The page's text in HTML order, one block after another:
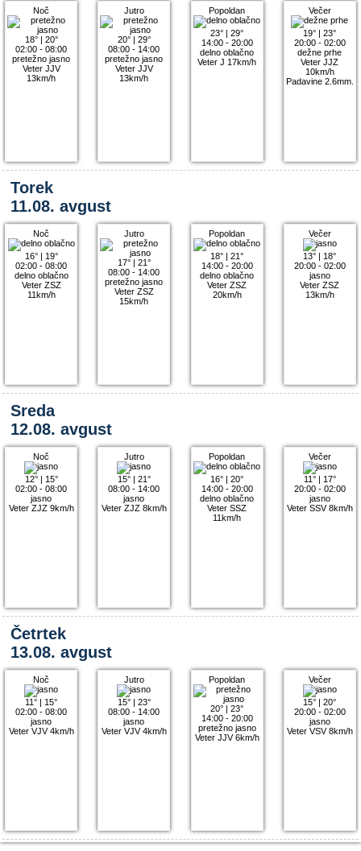
Noč
18°| 20°
02:00 - 08:00
pretežno jasno
Veter JJV
13km/h
Jutro
20°| 29°
08:00 - 14:00
pretežno jasno
Veter JJV
13km/h
Popoldan
23° |29°
14:00 - 20:00
delno oblačno
Veter J 17km/h
Večer
19° |23°
20:00 - 02:00
dežne prhe
Veter JJZ
10km/h
Padavine 2.6mm.
Torek
11.08. avgust
Noč
16°| 19°
02:00 - 08:00
delno oblačno
Veter ZSZ
11km/h
Jutro
17°| 21°
08:00 - 14:00
pretežno jasno
Veter ZSZ
15km/h
Popoldan
18° |21°
14:00 - 20:00
delno oblačno
Veter ZSZ
20km/h
Večer
13° | 18°
20:00 - 02:00
jasno
Veter ZSZ
13km/h
Sreda
12.08. avgust
Noč
12°| 15°
02:00 - 08:00
jasno
Veter ZJZ 9km/h
Jutro
15°| 21°
08:00 - 14:00
jasno
Veter ZJZ 8km/h
Popoldan
16° |20°
14:00 - 20:00
delno oblačno
Veter SSZ
11km/h
Večer
11°| 17°
20:00 - 02:00
jasno
Veter SSV 8km/h
Četrtek
13.08. avgust
Noč
11° | 15°
02:00 - 08:00
jasno
Veter VJV 4km/h
Jutro
15°| 23°
08:00 - 14:00
jasno
Veter VJV 4km/h
Popoldan
20° |23°
14:00 - 20:00
pretežno jasno
Veter JJV 6km/h
Večer
15° |20°
20:00 - 02:00
jasno
Veter VSV 8km/h